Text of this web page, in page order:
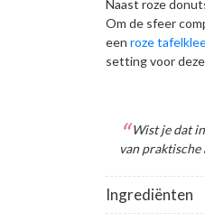
Naast roze
Om de sfeer
een roze
setting voor
Ingrediënten
Wist je dat
van praktische